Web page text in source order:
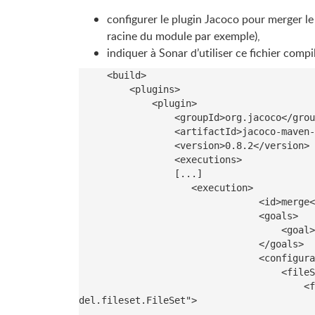
configurer le plugin Jacoco pour merger
racine du module par exemple),
indiquer à Sonar d’utiliser ce fichier
<build>
<plugins>
<plugin>
<groupId>org.jacoco</
<artifactId>jacoco-
<version>0.8.2</version>
<executions>
<execution>
<id>merge
<goals>
<goal>
</goals>
<
<
<
del.fileset.FileSet">